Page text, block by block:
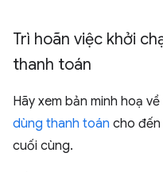
Trì hoãn việc khởi
thanh toán
Hãy xem bản minh hoạ
dùng thanh toán cho
cuối cùng.